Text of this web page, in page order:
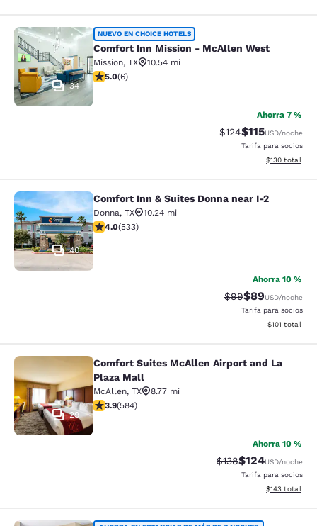
Comfort Inn Mission - McAllen
34
NUEVO EN CHOICE HOTELS
Comfort Inn Mission - McAllen West
Mission, TX
10.54 mi
calificación de 5 estrellas. Excepcional. 6 reseñas
5.0(6)
Ahorra 7 %
Precio tachado:
$124Precio con
$115USD/noche
Tarifa para socios
Ver detalles
$130 total
Comfort Inn & Suites Donna near I-2
40
Comfort Inn & Suites Donna near I-2
Donna, TX
10.24 mi
calificación de 3.99 estrellas. Bueno. 533 reseñas
4.0(533)
Ahorra 10 %
Precio tachado:
$99Precio con
$89USD/noche
Tarifa para socios
Ver detalles
$101 total
Comfort Suites McAllen Airport and
29
Comfort Suites McAllen Airport and La
Plaza Mall
McAllen, TX
8.77 mi
calificación de 3.94 estrellas. Bueno. 584 reseñas
3.9(584)
Ahorra 10 %
Precio tachado:
$138Precio con
$124USD/noche
Tarifa para socios
Ver detalles
$143 total